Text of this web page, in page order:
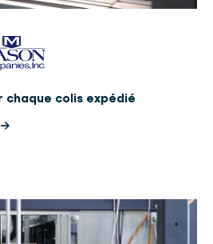
chaque colis expédié